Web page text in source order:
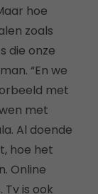
hoe
zoals
die onze
“En we
met
met
Al doende
hoe het
Online
is ook